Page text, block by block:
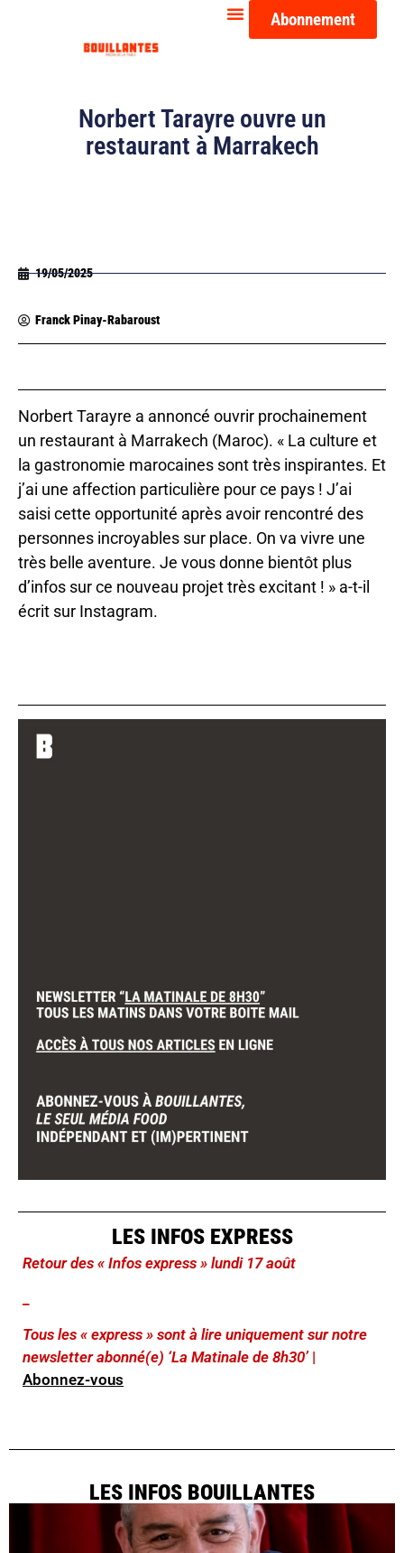
Abonnement
Norbert Tarayre ouvre un
restaurant à Marrakech
19/05/2025
Franck Pinay-Rabaroust
Norbert Tarayre a annoncé ouvrir prochainement
un restaurant à Marrakech (Maroc). « La culture et
la gastronomie marocaines sont très inspirantes. Et
j’ai une affection particulière pour ce pays ! J’ai
saisi cette opportunité après avoir rencontré des
personnes incroyables sur place. On va vivre une
très belle aventure. Je vous donne bientôt plus
d’infos sur ce nouveau projet très excitant ! » a-t-il
écrit sur Instagram.
LES INFOS EXPRESS
Retour des « Infos express » lundi 17 août
Tous les « express » sont à lire uniquement sur notre
newsletter abonné(e) ‘La Matinale de 8h30’ |
Abonnez-vous
LES INFOS BOUILLANTES